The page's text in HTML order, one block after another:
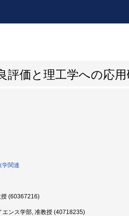
評価と理工学への応用
学関連
授 (60367216)
エンス学部, 准教授 (40718235)